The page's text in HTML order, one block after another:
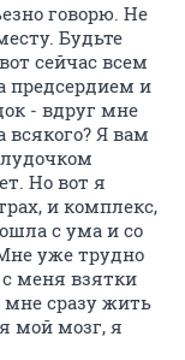
говорю. Не
Будьте
сейчас всем
предсердием и
- вдруг мне
всякого? Я вам
Но вот я
и комплекс,
с ума и со
уже трудно
меня взятки
мне сразу жить
мой мозг, я